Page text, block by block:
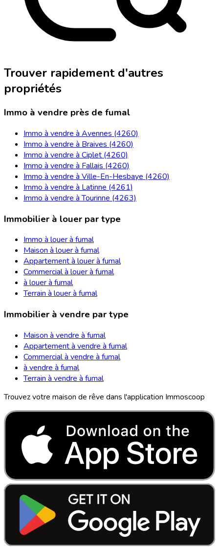
Trouver rapidement d'autres
propriétés
Immo à vendre près de fumal
Immo à vendre à Avennes (4260)
Immo à vendre à Braives (4260)
Immo à vendre à Ciplet (4260)
Immo à vendre à Fallais (4260)
Immo à vendre à Ville-En-Hesbaye (4260)
Immo à vendre à Latinne (4261)
Immo à vendre à Tourinne (4263)
Immobilier à louer par type
Immo à louer à fumal
Maison à louer à fumal
Appartement à louer à fumal
Commercial à louer à fumal
à louer à fumal
Terrain à louer à fumal
Immobilier à vendre par type
Maison à vendre à fumal
Appartement à vendre à fumal
Commercial à vendre à fumal
à vendre à fumal
Terrain à vendre à fumal
Trouvez votre maison de rêve dans l'application Immoscoop